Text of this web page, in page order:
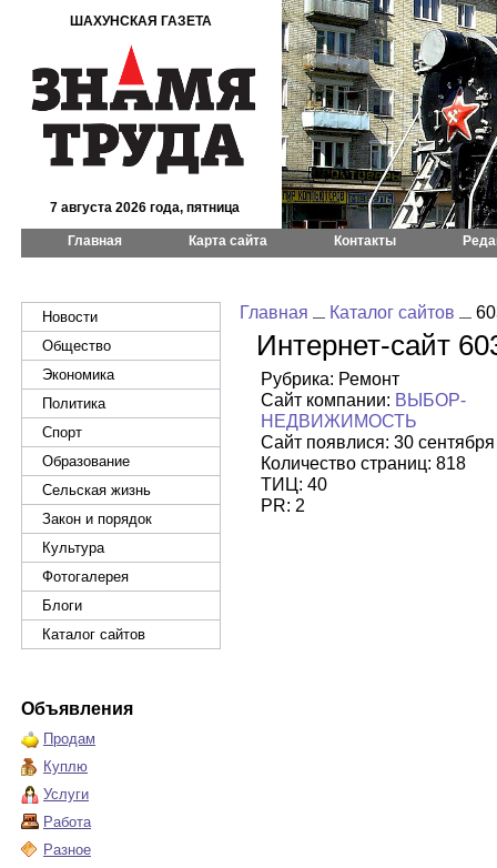
ШАХУНСКАЯ ГАЗЕТА
7 августа 2026 года, пятница
Главная Карта сайта Контакты
Новости
Общество
Экономика
Политика
Спорт
Образование
Сельская жизнь
Закон и порядок
Культура
Фотогалерея
Блоги
Каталог сайтов
Объявления
Продам
Куплю
Услуги
Работа
Разное
Главная Каталог сайтов
Интернет-сайт
Рубрика: Ремонт
Сайт компании: ВЫБОР-
НЕДВИЖИМОСТЬ
Сайт появлися: 30
Количество страниц: 818
ТИЦ: 40
PR: 2